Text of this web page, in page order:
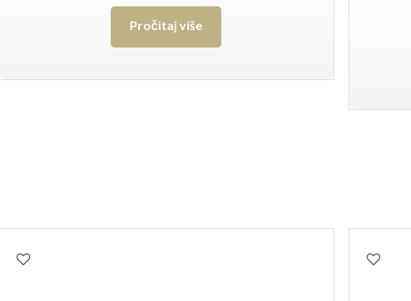
Pročitaj više